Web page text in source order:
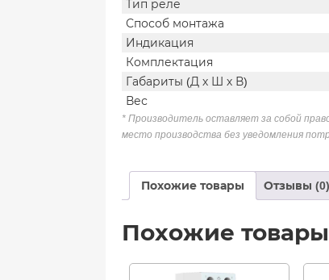
Тип реле
Способ монтажа
Индикация
Комплектация
Габариты (Д х Ш х В)
Вес
* Производитель оставляет за собой
место производства без уведомления
Похожие товары Отзывы (0)
Похожие товары